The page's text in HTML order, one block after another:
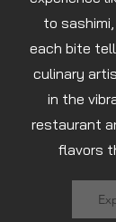
to
each bite
culinary
in the
restaurant
flavors